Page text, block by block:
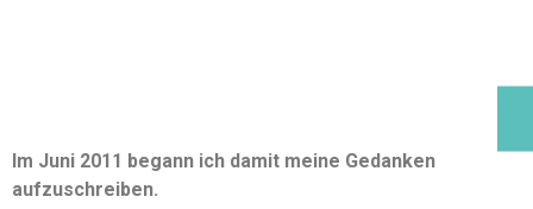
Im Juni 2011 begann ich damit meine Gedanken
aufzuschreiben.